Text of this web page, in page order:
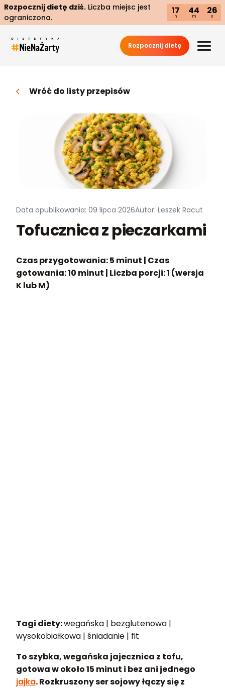
Rozpocznij dietę dziś. Liczba miejsc jest
ograniczona.
17
h
44
m
25
s
Rozpocznij dietę
Wróć do listy przepisów
Data opublikowania: 09 lipca 2026Autor: Leszek Racut
Tofucznica z pieczarkami
Czas przygotowania:5 minut | Czas
gotowania:10 minut | Liczba porcji:1 (wersja
K lub M)
Tagi diety:wegańska | bezglutenowa |
wysokobiałkowa | śniadanie | fit
To szybka, wegańska jajecznica z tofu,
gotowa w około 15 minut i bez ani jednego
jajka. Rozkruszony ser sojowy łączy się z